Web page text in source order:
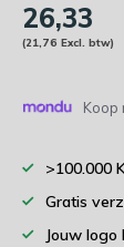
26,33
(21,76 Excl. btw)
Koop
>100.000
Gratis
Jouw